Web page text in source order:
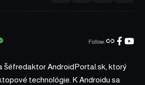
Follow:
šéfredaktor AndroidPortal.sk, ktorý
technológie. K Androidu sa